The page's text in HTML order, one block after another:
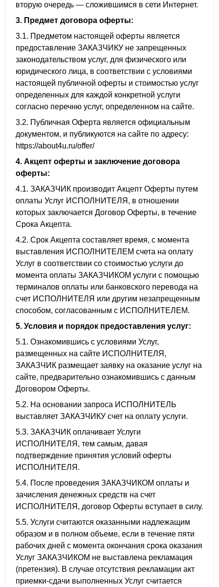
вторую очередь — сложившимся в сети Интернет.
3. Предмет договора оферты:
3.1. Предметом настоящей оферты является
предоставление ЗАКАЗЧИКУ не запрещенных
законодательством услуг, для физического или
юридического лица, в соответствии с условиями
настоящей публичной оферты и стоимостью услуг
определенных для каждой конкретной услуги
согласно перечню услуг, определенном на сайте.
3.2. Публичная Оферта является официальным
документом, и публикуются на сайте по адресу:
https://about4u.ru/offer/
4. Акцепт оферты и заключение договора
оферты:
4.1. ЗАКАЗЧИК производит Акцепт Оферты путем
оплаты Услуг ИСПОЛНИТЕЛЯ, в отношении
которых заключается Договор Оферты, в течение
Срока Акцепта.
4.2. Срок Акцепта составляет время, с момента
выставления ИСПОЛНИТЕЛЕМ счета на оплату
Услуг в соответствии со стоимостью услуги до
момента оплаты ЗАКАЗЧИКОМ услуги с помощью
терминалов оплаты или банковского перевода на
счет ИСПОЛНИТЕЛЯ или другим незапрещенным
способом, согласованным с ИСПОЛНИТЕЛЕМ.
5. Условия и порядок предоставления услуг:
5.1. Ознакомившись с условиями Услуг,
размещенных на сайте ИСПОЛНИТЕЛЯ,
ЗАКАЗЧИК размещает заявку на оказание услуг на
сайте, предварительно ознакомившись с данным
Договором Оферты.
5.2. На основании запроса ИСПОЛНИТЕЛЬ
выставляет ЗАКАЗЧИКУ счет на оплату услуги.
5.3. ЗАКАЗЧИК оплачивает Услуги
ИСПОЛНИТЕЛЯ, тем самым, давая
подтверждение принятия условий оферты
ИСПОЛНИТЕЛЯ.
5.4. После проведения ЗАКАЗЧИКОМ оплаты и
зачисления денежных средств на счет
ИСПОЛНИТЕЛЯ, договор Оферты вступает в силу.
5.5. Услуги считаются оказанными надлежащим
образом и в полном объеме, если в течение пяти
рабочих дней с момента окончания срока оказания
Услуг ЗАКАЗЧИКОМ не выставлена рекламация
(претензия). В случае отсутствия рекламации акт
приемки-сдачи выполненных Услуг считается